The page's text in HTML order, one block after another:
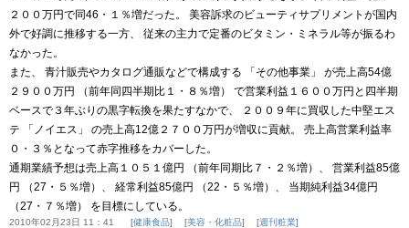
２００万円で同46・１％増だった。 美容訴求のビューティサプリメントが国内
外で好調に推移する一方、 従来の主力で定番のビタミン・ミネラル等が振るわ
なかった。
また、 青汁販売やカタログ通販などで構成する 「その他事業」 が売上高54億
２９００万円 （前年同四半期比１・８％増） で営業利益１６００万円と四半期
ベースで３年ぶりの黒字転換を果たすなかで、 ２００９年に買収した中堅エス
テ 「ノイエス」 の売上高12億２７００万円が増収に貢献。 売上高営業利益率
０・３％となって赤字推移をカバーした。
通期業績予想は売上高１０５１億円 （前年同期比７・２％増）、 営業利益85億
円 （27・５％増）、 経常利益85億円 （22・５％増）、 当期純利益34億円
（27・７％増） を目標にしている。
2010年02月23日 11：41 健康食品 美容・化粧品 週刊粧業